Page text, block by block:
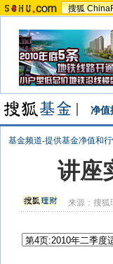
搜狐
净值
基金频道-提供基金净值和
讲座
来源： 搜狐